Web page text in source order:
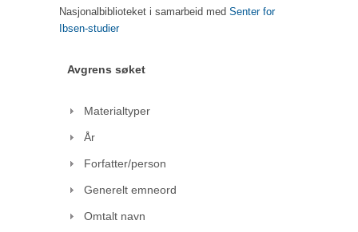
Nasjonalbiblioteket i samarbeid med Senter for
Ibsen-studier
Avgrens søket
Materialtyper
År
Forfatter/person
Generelt emneord
Omtalt navn